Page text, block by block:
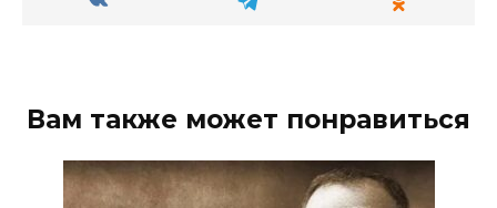
Вам также может понравиться